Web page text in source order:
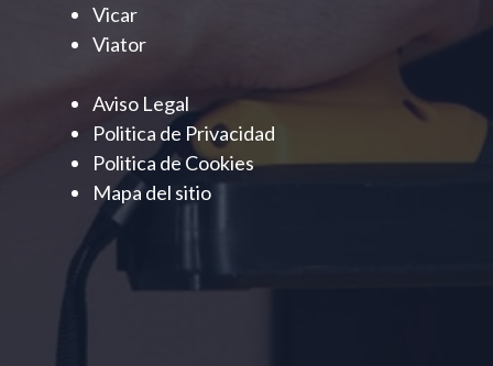
Vicar
Viator
Aviso Legal
Politica de Privacidad
Politica de Cookies
Mapa del sitio